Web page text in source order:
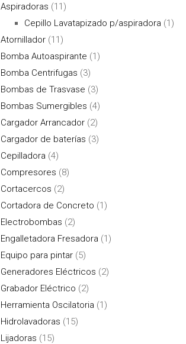
Aspiradoras (11)
Cepillo Lavatapizado p/aspiradora (1)
Atornillador (11)
Bomba Autoaspirante (1)
Bomba Centrifugas (3)
Bombas de Trasvase (3)
Bombas Sumergibles (4)
Cargador Arrancador (2)
Cargador de baterías (3)
Cepilladora (4)
Compresores (8)
Cortacercos (2)
Cortadora de Concreto (1)
Electrobombas (2)
Engalletadora Fresadora (1)
Equipo para pintar (5)
Generadores Eléctricos (2)
Grabador Eléctrico (2)
Herramienta Oscilatoria (1)
Hidrolavadoras (15)
Lijadoras (15)